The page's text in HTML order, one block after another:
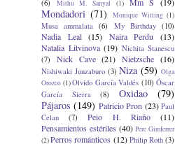
(6)
Mithu M. Sanyal (1)
Mondadori (71) Monique Witting (1)
Musa ammalata (6) My Birthday (10)
Nadia Leal (15) Naira Perdu
(13)
Natalia Litvinova (19) Nichita Stanescu
(7)
Nick Cave (21) Nietzsche (16)
Nishiwaki Junzaburo (3) Niza (59) Olga
Orozco (1)Olvido García Valdés (10) Óscar
García Sierra
(8) Oxidao
(79)
Pájaros (149) Patricio Pron (23) Paul
Celan
(7) Peio H. Riaño
(11)
Pensamientos estériles (40) Pere Gimferrer
(2)Perros románticos (12) Philip Roth (3)